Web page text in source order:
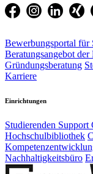
Bewerbungsportal für
Beratungsangebot der
Gründungsberatung
Karriere
Einrichtungen
Studierenden Support
Hochschulbibliothek
Nachhaltigkeitsbüro